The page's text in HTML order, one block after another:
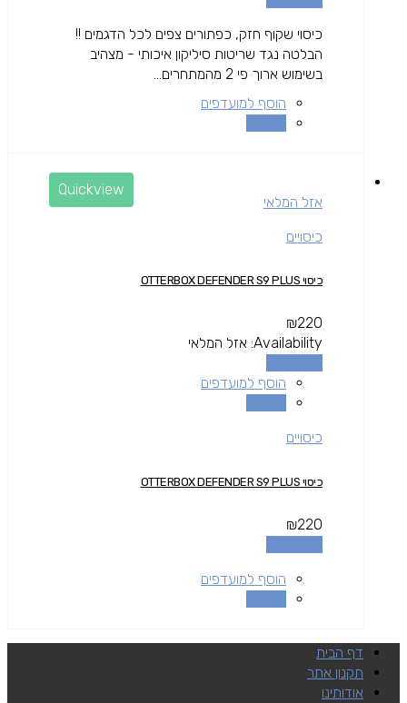
כיסוי שקוף חזק, כפתורים צפים לכל הדגמים !!
הבלטה נגד שריטות סיליקון איכותי - מצהיב
בשימוש ארוך פי 2 מהמתחרים...
הוסף למועדפים
Quickview
אזל המלאי
כיסויים
כיסוי OTTERBOX DEFENDER S9 PLUS
₪220
Availability: אזל המלאי
הוסף למועדפים
כיסויים
כיסוי OTTERBOX DEFENDER S9 PLUS
₪220
הוסף למועדפים
דף הבית
תקנון אתר
אודותינו